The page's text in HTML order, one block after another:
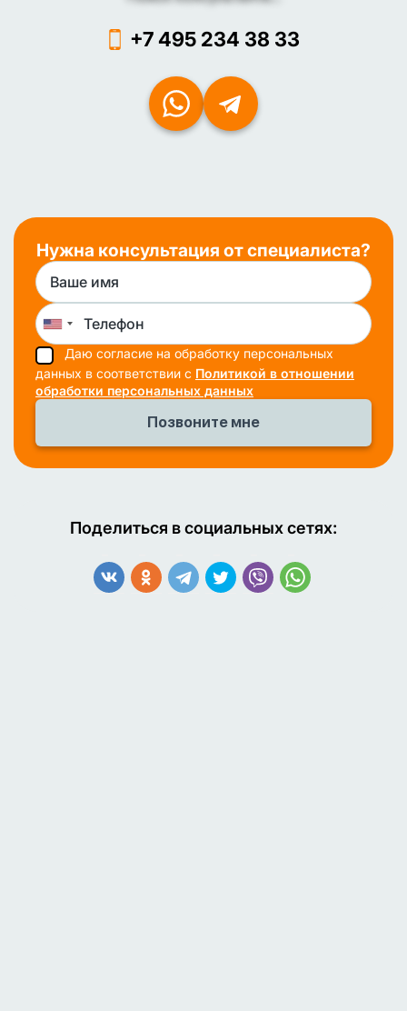
+7 495 234 38 33
Нужна консультация от специалиста?
Даю согласие на обработку персональных
данных в соответствии с Политикой в отношении
обработки персональных данных
Поделиться в социальных сетях: